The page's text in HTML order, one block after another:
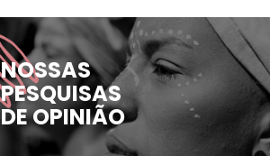
NOSSAS
PESQUISAS
DE OPINIÃO